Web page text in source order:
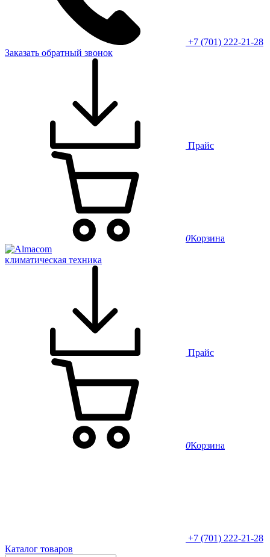
+7 (701) 222-21-28
Заказать обратный звонок
Прайс
0Корзина
климатическая техника
Прайс
0Корзина
+7 (701) 222-21-28
Каталог товаров